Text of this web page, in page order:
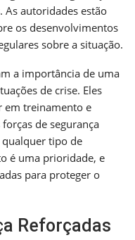
As autoridades estão
os desenvolvimentos
sobre a situação.
a importância de uma
de crise. Eles
em treinamento e
de segurança
tipo de
é uma prioridade, e
para proteger o
Reforçadas